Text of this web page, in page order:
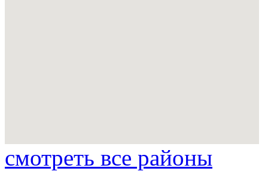
смотреть все районы